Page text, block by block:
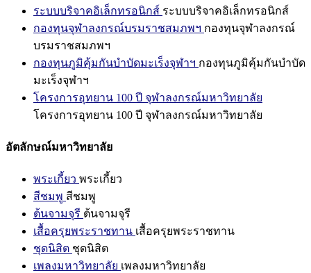
ระบบบริจาคอิเล็กทรอนิกส์ ระบบบริจาคอิเล็กทรอนิกส์
กองทุนจุฬาลงกรณ์บรมราชสมภพฯ กองทุนจุฬาลงกรณ์
บรมราชสมภพฯ
กองทุนภูมิคุ้มกันบำบัดมะเร็งจุฬาฯ กองทุนภูมิคุ้มกันบำบัด
มะเร็งจุฬาฯ
โครงการอุทยาน 100 ปี จุฬาลงกรณ์มหาวิทยาลัย
โครงการอุทยาน 100 ปี จุฬาลงกรณ์มหาวิทยาลัย
อัตลักษณ์มหาวิทยาลัย
พระเกี้ยว พระเกี้ยว
สีชมพู สีชมพู
ต้นจามจุรี ต้นจามจุรี
เสื้อครุยพระราชทาน เสื้อครุยพระราชทาน
ชุดนิสิต ชุดนิสิต
เพลงมหาวิทยาลัย เพลงมหาวิทยาลัย